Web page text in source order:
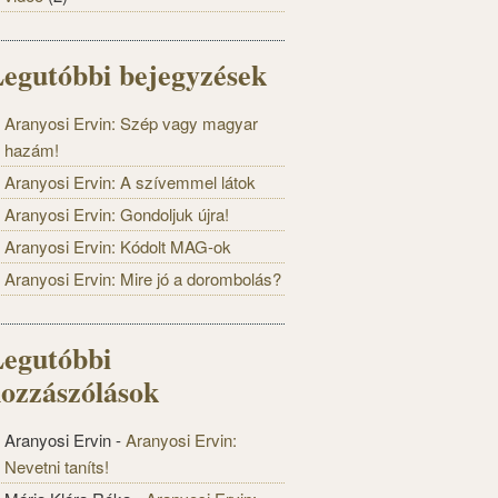
bejegyzések
Aranyosi Ervin: Szép vagy magyar
hazám!
Aranyosi Ervin: A szívemmel látok
Aranyosi Ervin: Gondoljuk újra!
Aranyosi Ervin: Kódolt MAG-ok
Aranyosi Ervin: Mire jó a dorombolás?
Aranyosi Ervin-Aranyosi Ervin:
Nevetni taníts!